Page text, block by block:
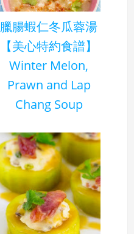
臘腸蝦仁冬瓜蓉湯
【美心特約食譜】
Winter Melon,
Prawn and Lap
Chang Soup